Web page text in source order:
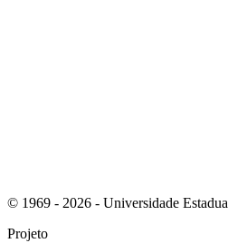
© 1969 - 2026 - Universidade
Projeto